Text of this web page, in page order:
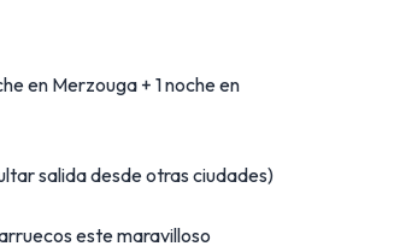
en Merzouga + 1 noche en
salida desde otras ciudades)
este maravilloso